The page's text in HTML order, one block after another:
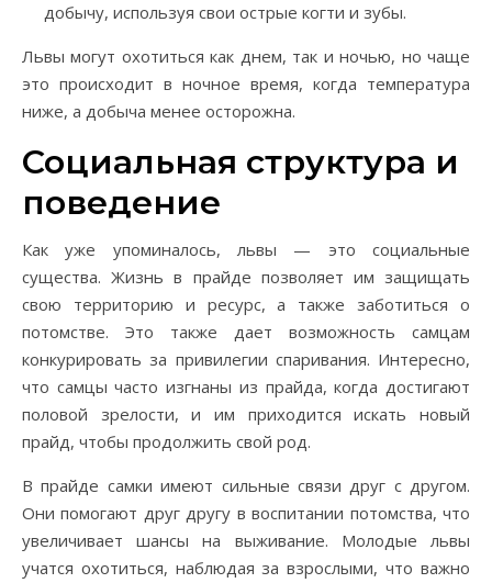
добычу, используя свои острые когти и зубы.
Львы могут охотиться как днем, так и ночью, но чаще
это происходит в ночное время, когда температура
ниже, а добыча менее осторожна.
Социальная структура и
поведение
Как уже упоминалось, львы — это социальные
существа. Жизнь в прайде позволяет им защищать
свою территорию и ресурс, а также заботиться о
потомстве. Это также дает возможность самцам
конкурировать за привилегии спаривания. Интересно,
что самцы часто изгнаны из прайда, когда достигают
половой зрелости, и им приходится искать новый
прайд, чтобы продолжить свой род.
В прайде самки имеют сильные связи друг с другом.
Они помогают друг другу в воспитании потомства, что
увеличивает шансы на выживание. Молодые львы
учатся охотиться, наблюдая за взрослыми, что важно